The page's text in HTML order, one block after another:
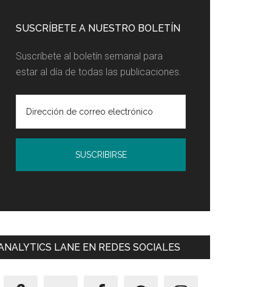
SUSCRÍBETE A NUESTRO BOLETÍN
Suscríbete al boletín semanal para
estar al día de todas las publicaciones.
LANE EN REDES SOCIALES